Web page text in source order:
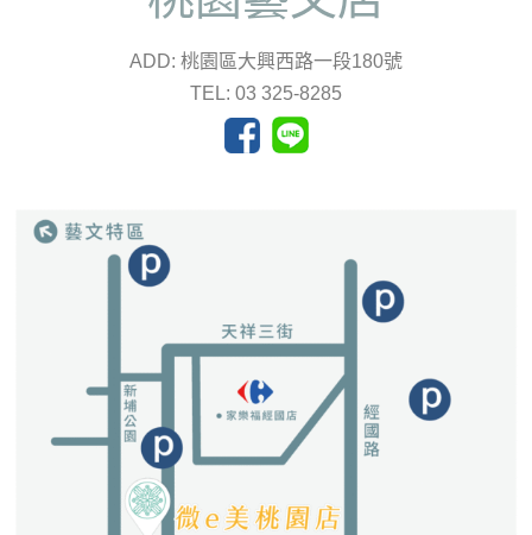
ADD: 桃園區大興西路一段180號
TEL: 03 325-8285